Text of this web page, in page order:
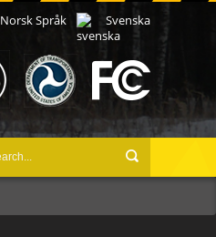
Norsk Språk Svenska